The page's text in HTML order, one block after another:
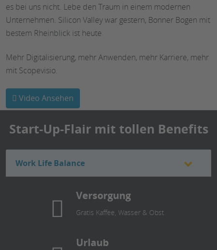
es bei uns nicht. Lebe den Traum in einem modernen
Unternehmen. Silicon Valley war gestern, Bonner Bogen mit
bestem Rheinblick ist heute
Mehr Digitalisierung, mehr Anwenden, mehr Karriere, mehr
mit Scopevisio.
Video Ansehen
Start-Up-Flair mit tollen Benefits
Work Life Balance
Versorgung
Gratis Kaffee, Wasser & Obst
Urlaub